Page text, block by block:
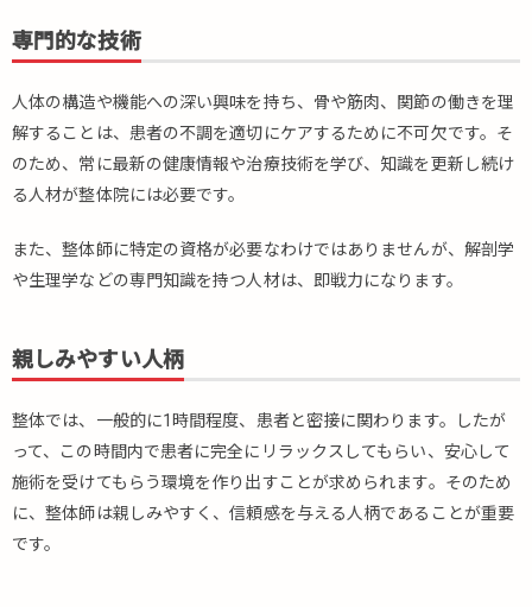
技術
親し
みや
すい
傾聴
力
性
倫理
観と
プロ
意識
専門的な技術
人体の構造や機能への深い興味を持ち、骨や筋肉、関節の働きを理
解することは、患者の不調を適切にケアするために不可欠です。そ
のため、常に最新の健康情報や治療技術を学び、知識を更新し続け
る人材が整体院には必要です。
また、整体師に特定の資格が必要なわけではありませんが、解剖学
や生理学などの専門知識を持つ人材は、即戦力になります。
親しみやすい人柄
整体では、一般的に1時間程度、患者と密接に関わります。したが
って、この時間内で患者に完全にリラックスしてもらい、安心して
施術を受けてもらう環境を作り出すことが求められます。そのため
に、整体師は親しみやすく、信頼感を与える人柄であることが重要
です。